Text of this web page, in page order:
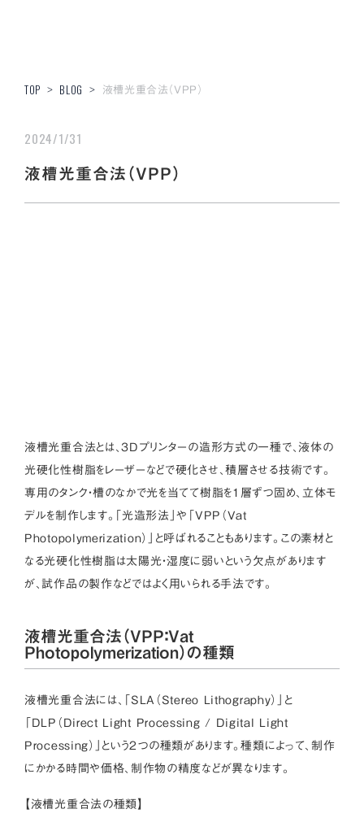
TOP > BLOG > 液槽光重合法（VPP）
2024/1/31
液槽光重合法（VPP）
液槽光重合法とは、3Dプリンターの造形方式の一種で、液体の
光硬化性樹脂をレーザーなどで硬化させ、積層させる技術です。
専用のタンク・槽のなかで光を当てて樹脂を1層ずつ固め、立体モ
デルを制作します。「光造形法」や「VPP（Vat
Photopolymerization）」と呼ばれることもあります。この素材と
なる光硬化性樹脂は太陽光・湿度に弱いという欠点があります
が、試作品の製作などではよく用いられる手法です。
液槽光重合法（VPP：Vat
Photopolymerization）の種類
液槽光重合法には、「SLA（Stereo Lithography）」と
「DLP（Direct Light Processing / Digital Light
Processing）」という2つの種類があります。種類によって、制作
にかかる時間や価格、制作物の精度などが異なります。
【液槽光重合法の種類】